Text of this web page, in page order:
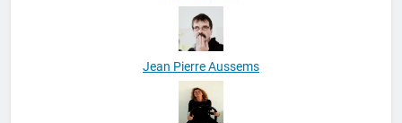
Jean Pierre Aussems